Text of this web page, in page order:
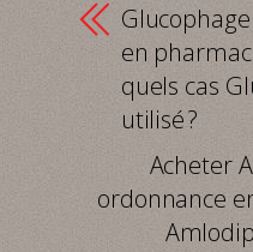
en
quels cas
utilisé ?
Acheter
ordonnance